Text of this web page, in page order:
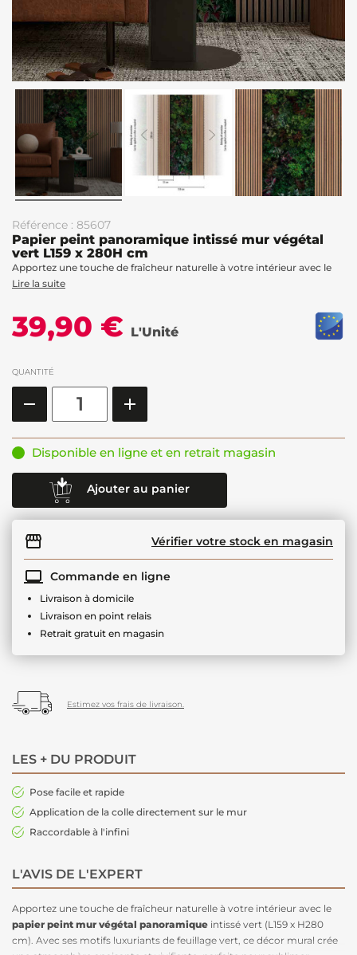
Référence : 85607
Papier peint panoramique intissé mur végétal
vert L159 x 280H cm
Apportez une touche de fraîcheur naturelle à votre intérieur avec le
Lire la suite
39,90 € L'Unité
QUANTITÉ
Disponible en ligne et en retrait magasin
Ajouter au panier
Vérifier votre stock en magasin
Commande en ligne
Livraison à domicile
Livraison en point relais
Retrait gratuit en magasin
Estimez vos frais de livraison.
LES + DU PRODUIT
Pose facile et rapide
Application de la colle directement sur le mur
Raccordable à l'infini
L'AVIS DE L'EXPERT
Apportez une touche de fraîcheur naturelle à votre intérieur avec le
papier peint mur végétal panoramique intissé vert (L159 x H280
cm). Avec ses motifs luxuriants de feuillage vert, ce décor mural crée